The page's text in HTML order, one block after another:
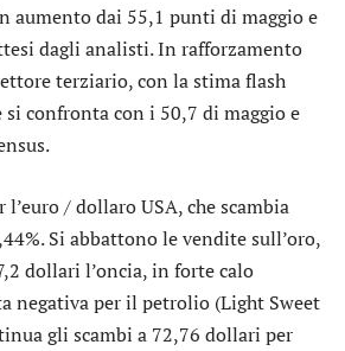
aumento dai 55,1 punti di maggio e
dagli analisti. In rafforzamento
terziario, con la stima flash
confronta con i 50,7 di maggio e
l’euro / dollaro USA, che scambia
Si abbattono le vendite sull’oro,
dollari l’oncia, in forte calo
negativa per il petrolio (Light Sweet
gli scambi a 72,76 dollari per